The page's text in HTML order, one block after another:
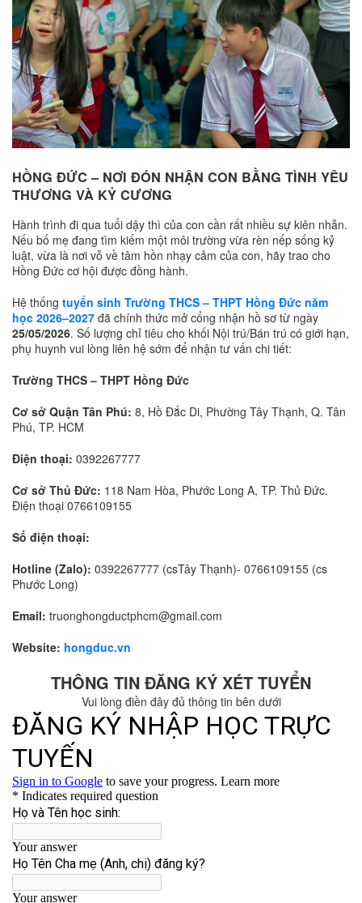
HỒNG ĐỨC – NƠI ĐÓN NHẬN CON BẰNG TÌNH YÊU
THƯƠNG VÀ KỶ CƯƠNG
Hành trình đi qua tuổi dậy thì của con cần rất nhiều sự kiên nhẫn.
Nếu bố mẹ đang tìm kiếm một môi trường vừa rèn nếp sống kỷ
luật, vừa là nơi vỗ về tâm hồn nhạy cảm của con, hãy trao cho
Hồng Đức cơ hội được đồng hành.
Hệ thống tuyển sinh Trường THCS – THPT Hồng Đức năm
học 2026–2027 đã chính thức mở cổng nhận hồ sơ từ ngày
25/05/2026. Số lượng chỉ tiêu cho khối Nội trú/Bán trú có giới hạn,
phụ huynh vui lòng liên hệ sớm để nhận tư vấn chi tiết:
Trường THCS – THPT Hồng Đức
Cơ sở Quận Tân Phú: 8, Hồ Đắc Di, Phường Tây Thạnh, Q. Tân
Phú, TP. HCM
Điện thoại: 0392267777
Cơ sở Thủ Đức: 118 Nam Hòa, Phước Long A, TP. Thủ Đức.
Điện thoại 0766109155
Số điện thoại:
Hotline (Zalo): 0392267777 (csTây Thạnh)- 0766109155 (cs
Phước Long)
Email: truonghongductphcm@gmail.com
Website: hongduc.vn
THÔNG TIN ĐĂNG KÝ XÉT TUYỂN
Vui lòng điền đây đủ thông tin bên dưới